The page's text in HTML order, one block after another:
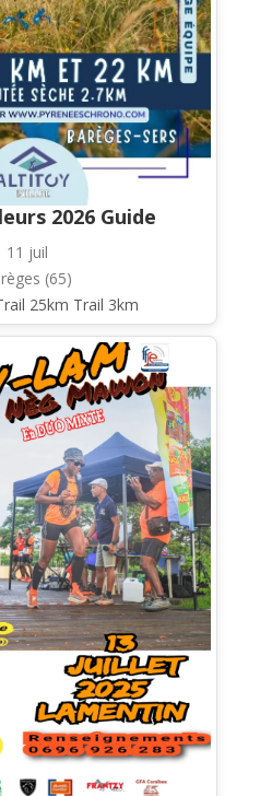
2026 Guide
11 juil
(65)
25km Trail 3km